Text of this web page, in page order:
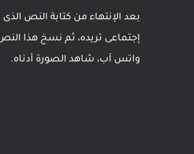
إجتماعى تريده، ثم نسخ هذا
واتس آب، شاهد الصورة أدناه.